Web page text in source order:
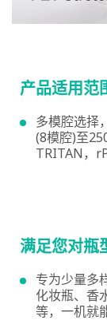
产品适用范
多模腔选择
(8模腔)至
TRITAN，
满足您对瓶
专为少量多
化妆瓶、香
等，一机就